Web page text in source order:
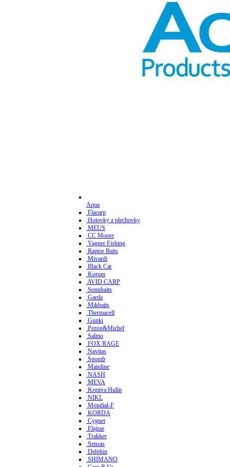
Aqua
Flacarp
Hotovky z plechovky
MEUS
CC Moore
Vagner Fishing
Raptor Baits
Mivardi
Black Cat
Korum
AVID CARP
Sonubaits
Garda
Mikbaits
Thermacell
Gunki
Pezon&Michel
Salmo
FOX RAGE
Navitas
Spomb
Mainline
NASH
MEVA
Krmiva Hulín
NIKL
Mondial-F
KORDA
Cygnet
Flajzar
Trakker
Sensas
Delphin
SHIMANO